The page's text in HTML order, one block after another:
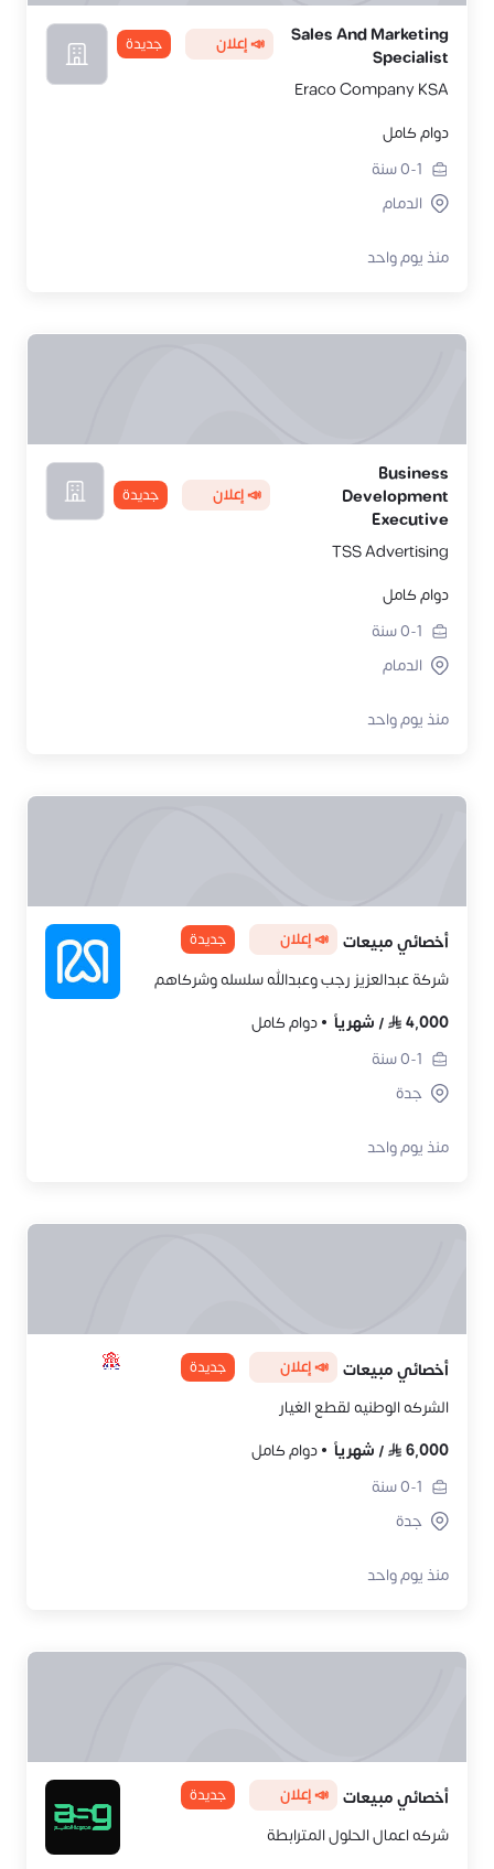
Sales And Marketing
Specialist
📣 إعلان جديدة
Eraco Company KSA
دوام كامل
0-1سنة
الدمام
منذ يوم واحد
Business
Development
Executive
📣 إعلان جديدة
TSS Advertising
دوام كامل
0-1سنة
الدمام
منذ يوم واحد
أخصائي مبيعات 📣 إعلان جديدة
شركة عبدالعزيز رجب وعبدالله سلسله وشركاهم
4,000
/ شهرياً
دوام كامل
0-1سنة
جدة
منذ يوم واحد
أخصائي مبيعات 📣 إعلان جديدة
الشركه الوطنيه لقطع الغيار
6,000
/ شهرياً
دوام كامل
0-1سنة
جدة
منذ يوم واحد
أخصائي مبيعات 📣 إعلان جديدة
شركه اعمال الحلول المترابطة